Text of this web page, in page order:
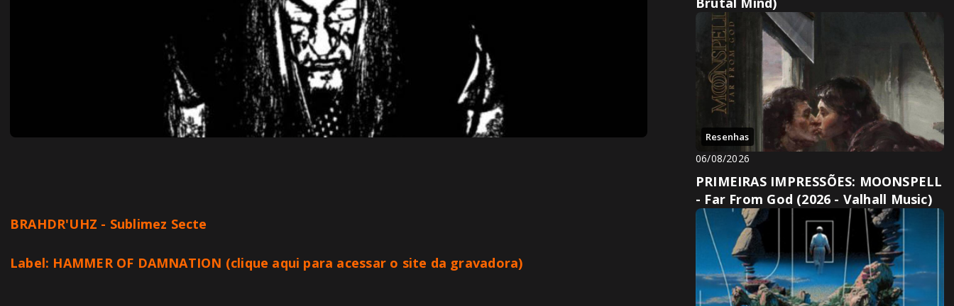
BRAHDR'UHZ - Sublimez Secte
Label: HAMMER OF DAMNATION (clique aqui para acessar o site da gravadora)
Resenhas
06/08/2026
PRIMEIRAS IMPRESSÕES: MOONSPELL
- Far From God (2026 - Valhall Music)